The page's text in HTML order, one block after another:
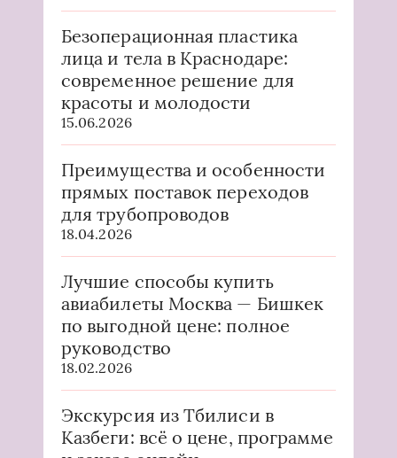
Безоперационная пластика
лица и тела в Краснодаре:
современное решение для
красоты и молодости
15.06.2026
Преимущества и особенности
прямых поставок переходов
для трубопроводов
18.04.2026
Лучшие способы купить
авиабилеты Москва — Бишкек
по выгодной цене: полное
руководство
18.02.2026
Экскурсия из Тбилиси в
Казбеги: всё о цене, программе